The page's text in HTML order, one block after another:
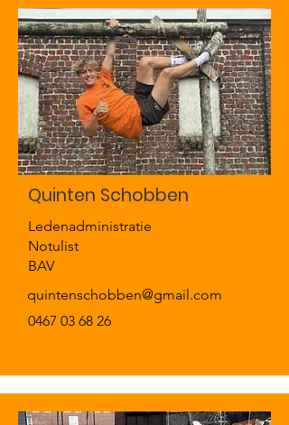
Quinten Schobben
Ledenadministratie
Notulist
BAV
quintenschobben@gmail.com
0467 03 68 26